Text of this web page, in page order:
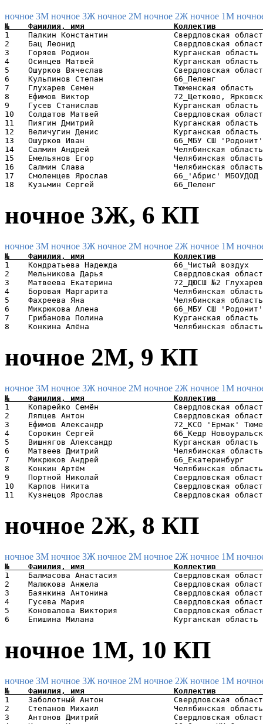
ночное 3М ночное 3Жночное 2М ночное 2Жночное 1М
1    Палкин Константин              Свердловская
2    Бац Леонид                     Свердловская
3    Горяев Родион                  Курганская
4    Осинцев Матвей                 Курганская
5    Ошурков Вячеслав               Свердловская
6    Кульпинов Степан               66_Пеленг
7    Глухарев Семен                 Тюменская
8    Ефимов Виктор                  72_Щетково,
9    Гусев Станислав                Курганская
10   Солдатов Матвей                Свердловская
11   Пиягин Дмитрий                 Курганская
12   Величугин Денис                Курганская
13   Ошурков Иван                   66_МБУ СШ
14   Салмин Андрей                  Челябинская
15   Емельянов Егор                 Челябинская
16   Салмин Слава                   Челябинская
17   Смоленцев Ярослав              66_'Абрис'
ночное 3Ж, 6 КП
ночное 3М ночное 3Ж ночное 2М ночное 2Ж ночное 1М
1    Кондратьева Надежда            66_Чистый
2    Мельникова Дарья               Свердловская
3    Матвеева Екатерина             72_ДЮСШ №2
4    Боровая Маргарита              Челябинская
5    Фахреева Яна                   Челябинская
6    Микрюкова Алена                66_МБУ СШ
7    Грибанова Полина               Курганская
ночное 2М, 9 КП
ночное 3М ночное 3Ж ночное 2М ночное 2Ж ночное 1М
1    Копарейко Семён                Свердловская
2    Ляпцев Антон                   Свердловская
3    Ефимов Александр               72_КСО 'Ермак'
4    Сорокин Сергей                 66_Кедр
5    Вишнягов Александр             Курганская
6    Матвеев Дмитрий                Челябинская
7    Микрюков Андрей
8    Конкин Артём                   Челябинская
9    Портной Николай                Свердловская
10   Карпов Никита                  Свердловская
ночное 2Ж, 8 КП
ночное 3М ночное 3Ж ночное 2М ночное 2Ж ночное 1М
1    Балмасова Анастасия
2    Малюкова Анжела                Свердловская
3    Баянкина Антонина              Свердловская
4    Гусева Мария                   Свердловская
5    Коновалова Виктория
ночное 1М, 10 КП
ночное 3М ночное 3Ж ночное 2М ночное 2Ж ночное 1М
1    Заболотный Антон               Свердловская
2    Степанов Михаил                Челябинская
3    Антонов Дмитрий                Свердловская